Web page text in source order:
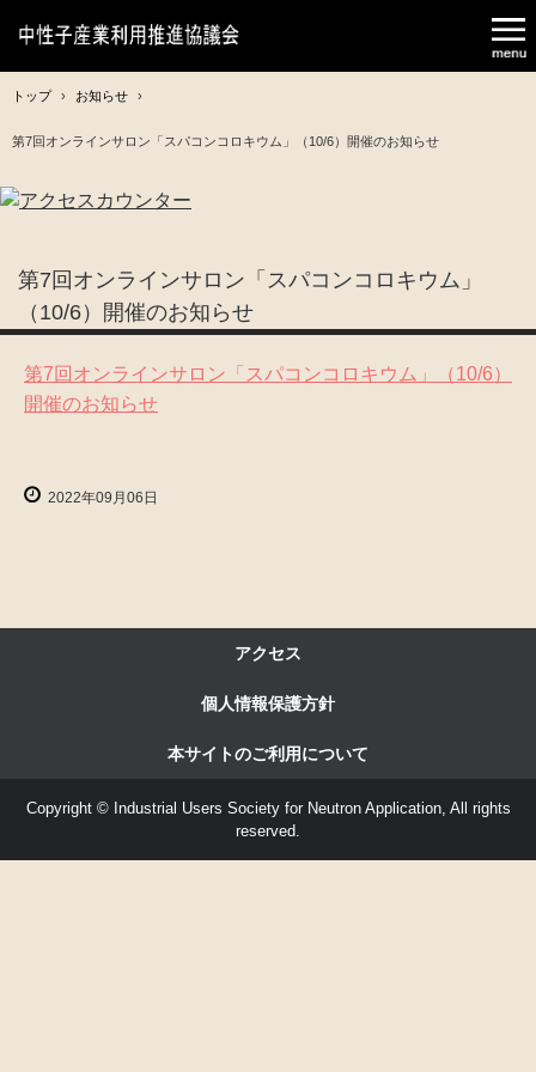
トップ › お知らせ ›
第7回オンラインサロン「スパコンコロキウム」（10/6）開催のお知らせ
第7回オンラインサロン「スパコンコロキウム」
（10/6）開催のお知らせ
第7回オンラインサロン「スパコンコロキウム」（10/6）
開催のお知らせ
2022年09月06日
アクセス
個人情報保護方針
本サイトのご利用について
Copyright © Industrial Users Society for Neutron Application, All rights
reserved.